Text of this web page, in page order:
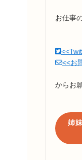
お仕事
<<お
からお
姉